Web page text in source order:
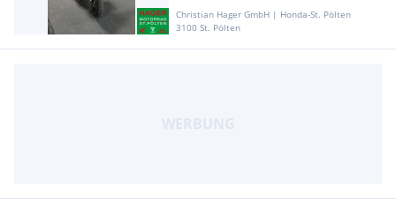
Christian Hager GmbH | Honda-St. Pölten
3100 St. Pölten